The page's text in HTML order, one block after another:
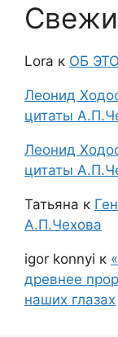
Lora к ОБ
Леонид
цитаты
Леонид
цитаты
Татьяна к
А.П.Чехова
igor konnyi к
древнее
наших глазах